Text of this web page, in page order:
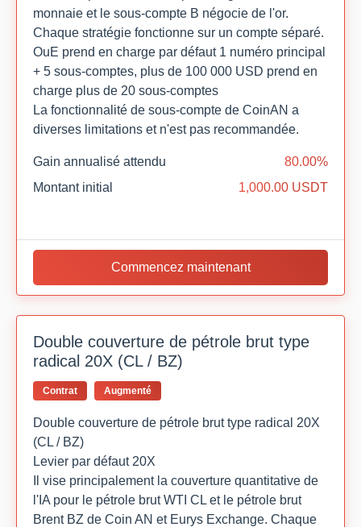
monnaie et le sous-compte B négocie de l'or.
Chaque stratégie fonctionne sur un compte séparé.
OuE prend en charge par défaut 1 numéro principal
+ 5 sous-comptes, plus de 100 000 USD prend en
charge plus de 20 sous-comptes
La fonctionnalité de sous-compte de CoinAN a
diverses limitations et n'est pas recommandée.
Gain annualisé attendu
80.00%
Montant initial
1,000.00 USDT
Commencez maintenant
Double couverture de pétrole brut type
radical 20X (CL / BZ)
Contrat Augmenté
Double couverture de pétrole brut type radical 20X
(CL / BZ)
Levier par défaut 20X
Il vise principalement la couverture quantitative de
l'IA pour le pétrole brut WTI CL et le pétrole brut
Brent BZ de Coin AN et Eurys Exchange. Chaque